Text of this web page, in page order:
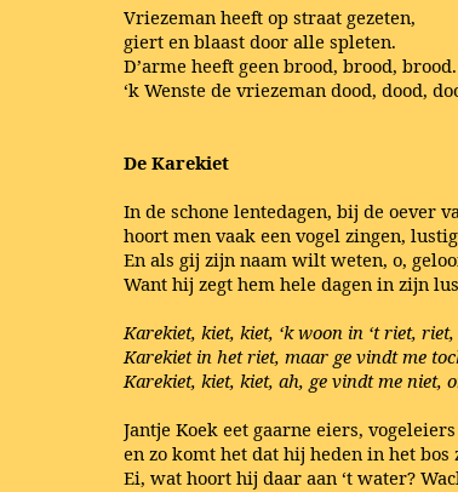
Vriezeman heeft op straat gezeten,
giert en blaast door alle spleten.
D’arme heeft geen brood, brood, brood.
‘k Wenste de vriezeman dood, dood,
De Karekiet
In de schone lentedagen, bij de oever
hoort men vaak een vogel zingen,
En als gij zijn naam wilt weten, o,
Want hij zegt hem hele dagen in zijn
Karekiet, kiet, kiet, ‘k woon in ‘t riet,
Karekiet in het riet, maar ge vindt me
Karekiet, kiet, kiet, ah, ge vindt me niet,
Jantje Koek eet gaarne eiers,
en zo komt het dat hij heden in het bos
Ei, wat hoort hij daar aan ‘t water?